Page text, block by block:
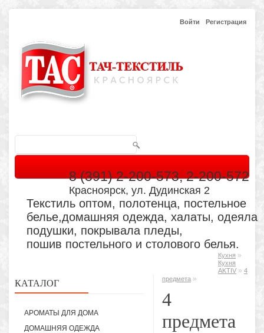
Войти Регистрация
8 (391) 2-200-573, 2-200-572
Красноярск, ул. Дудинская 2
Текстиль оптом, полотенца, постельное
белье,домашняя одежда, халаты, одеяла
подушки, покрывала пледы,
пошив постельного и столового белья.
КАТАЛОГ
АРОМАТЫ ДЛЯ ДОМА
ДОМАШНЯЯ ОДЕЖДА
Кухня »
Кухня
AKTIV » 4
предмета »
4
предмета